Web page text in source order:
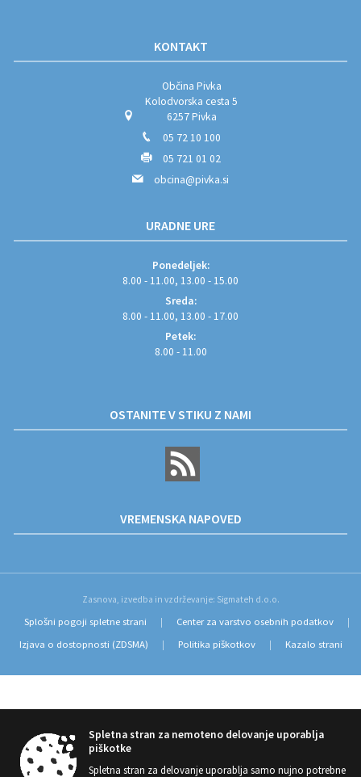
KONTAKT
Občina Pivka
Kolodvorska cesta 5
6257 Pivka
05 72 10 100
05 721 01 02
obcina@pivka.si
URADNE URE
Ponedeljek:
8.00 - 11.00, 13.00 - 15.00
Sreda:
8.00 - 11.00, 13.00 - 17.00
Petek:
8.00 - 11.00
OSTANITE V STIKU Z NAMI
VREMENSKA NAPOVED
Zasnova, izvedba in vzdrževanje: Sigmateh d.o.o.
Splošni pogoji spletne strani | Center za varstvo osebnih podatkov |
Izjava o dostopnosti (ZDSMA) | Politika piškotkov | Kazalo strani
Spletna stran za nemoteno delovanje uporablja
piškotke
Spletna stran za delovanje uporablja samo nujno potrebne